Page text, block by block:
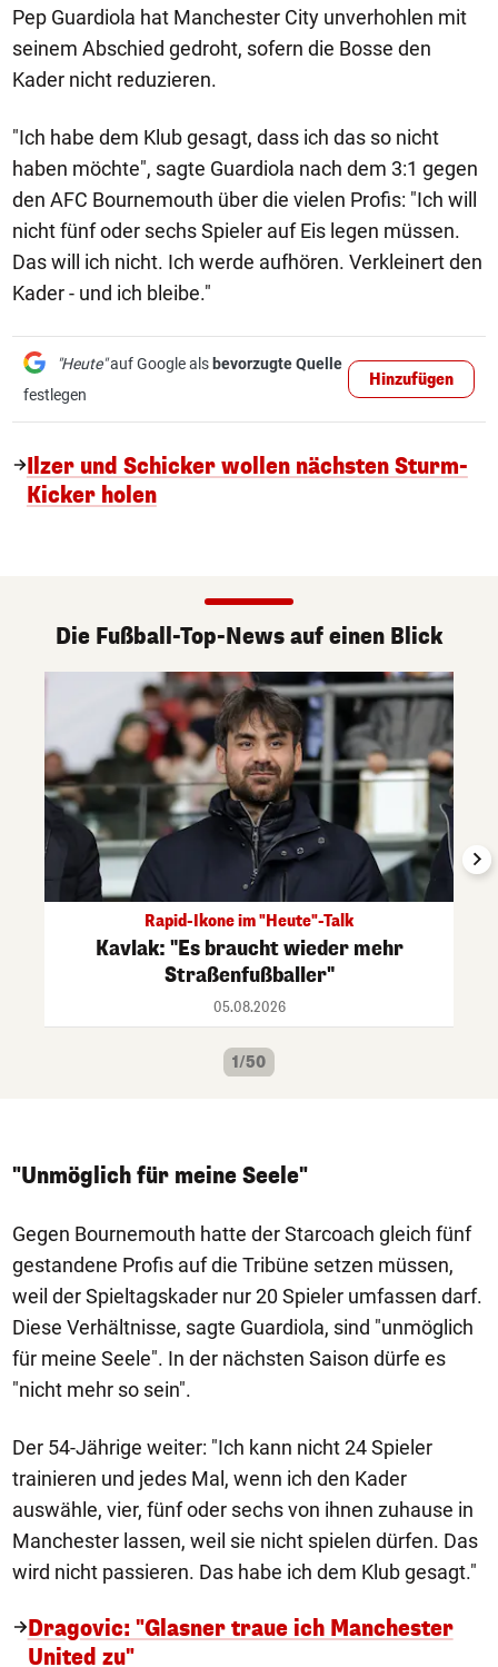
Pep Guardiola hat Manchester City unverhohlen mit
seinem Abschied gedroht, sofern die Bosse den
Kader nicht reduzieren.
"Ich habe dem Klub gesagt, dass ich das so nicht
haben möchte", sagte Guardiola nach dem 3:1 gegen
den AFC Bournemouth über die vielen Profis: "Ich will
nicht fünf oder sechs Spieler auf Eis legen müssen.
Das will ich nicht. Ich werde aufhören. Verkleinert den
Kader - und ich bleibe."
"Heute"auf Google als bevorzugte Quelle
festlegen
Hinzufügen
Ilzer und Schicker wollen nächsten Sturm-
Kicker holen
Die Fußball-Top-News auf einen Blick
Rapid-Ikone im "Heute"-Talk
Kavlak: "Es braucht wieder mehr
Straßenfußballer"
05.08.2026
1/50
"Unmöglich für meine Seele"
Gegen Bournemouth hatte der Starcoach gleich fünf
gestandene Profis auf die Tribüne setzen müssen,
weil der Spieltagskader nur 20 Spieler umfassen darf.
Diese Verhältnisse, sagte Guardiola, sind "unmöglich
für meine Seele". In der nächsten Saison dürfe es
"nicht mehr so sein".
Der 54-Jährige weiter: "Ich kann nicht 24 Spieler
trainieren und jedes Mal, wenn ich den Kader
auswähle, vier, fünf oder sechs von ihnen zuhause in
Manchester lassen, weil sie nicht spielen dürfen. Das
wird nicht passieren. Das habe ich dem Klub gesagt."
Dragovic: "Glasner traue ich Manchester
United zu"